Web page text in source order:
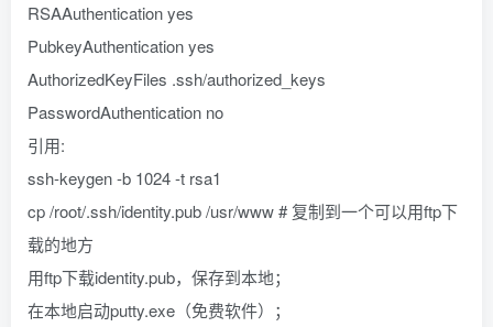
RSAAuthentication yes
PubkeyAuthentication yes
AuthorizedKeyFiles .ssh/authorized_keys
PasswordAuthentication no
引用:
ssh-keygen -b 1024 -t rsa1
cp /root/.ssh/identity.pub /usr/www # 复制到一个可以用ftp下
载的地方
用ftp下载identity.pub，保存到本地；
在本地启动putty.exe（免费软件）；